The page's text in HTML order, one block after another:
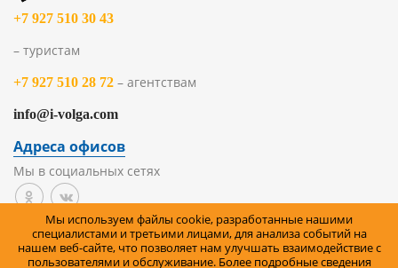
+7 927 510 30 43
– туристам
+7 927 510 28 72 – агентствам
info@i-volga.com
Адреса офисов
Мы в социальных сетях
Политика организации в отношении обработки
персональных данных на сайте
Мы используем файлы cookie, разработанные нашими
специалистами и третьими лицами, для анализа событий на
нашем веб-сайте, что позволяет нам улучшать взаимодействие с
пользователями и обслуживание. Более подробные сведения